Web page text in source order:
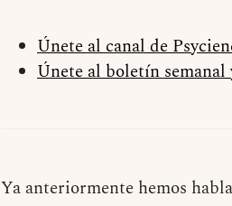
Únete al canal de
Únete al boletín
Ya anteriormente hemos